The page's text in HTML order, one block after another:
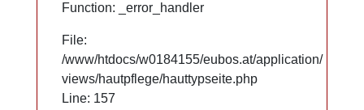
Function: _error_handler
File:
/www/htdocs/w0184155/eubos.at/application/
views/hautpflege/hauttypseite.php
Line: 66
Function: _error_handler
File:
/www/htdocs/w0184155/eubos.at/application/
views/hautpflege/hauttypseite.php
Line: 157